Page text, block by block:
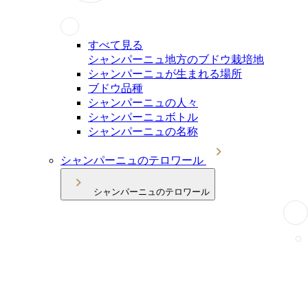
すべて見る
シャンパーニュ地方のブドウ栽培地
シャンパーニュが生まれる場所
ブドウ品種
シャンパーニュの人々
シャンパーニュボトル
シャンパーニュの名称
シャンパーニュのテロワール
シャンパーニュのテロワール